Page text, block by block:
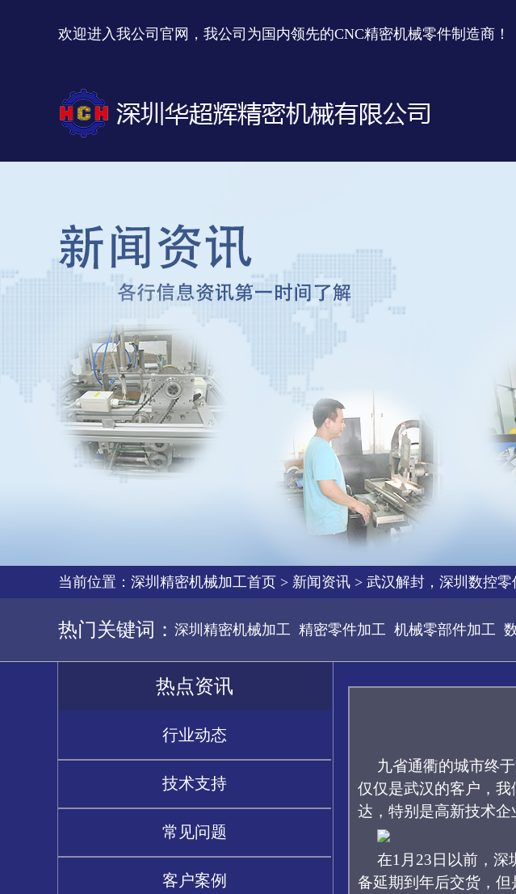
欢迎进入我公司官网，我公司为国内领先的CNC精密机械零件制造商！
当前位置： 深圳精密机械加工首页 > 新闻资讯 > 武汉解封，深圳数控零
热门关键词： 深圳精密机械加工 精密零件加工 机械零部件加工
热点资讯
行业动态
技术支持
常见问题
客户案例
九省通衢的城市终
仅仅是武汉的客户，我
达，特别是高新技术企
在1月23日以前，深
备延期到年后交货，但